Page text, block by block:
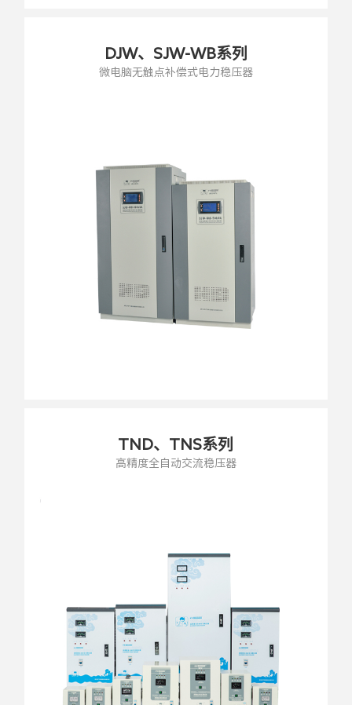
DJW、SJW-WB系列
微电脑无触点补偿式电力稳压器
TND、TNS系列
高精度全自动交流稳压器